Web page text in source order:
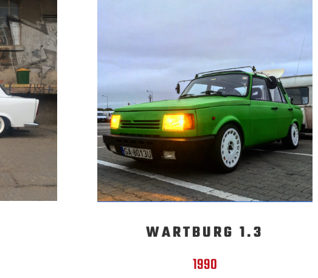
WARTBURG 1.3
1990